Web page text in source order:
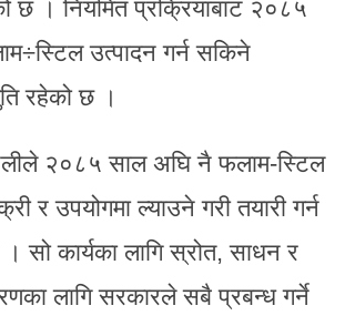
छ । नियमित प्रक्रियाबाट २०८५
उत्पादन गर्न सकिने
रहेको छ ।
२०८५ साल अघि नै फलाम-स्टिल
र उपयोगमा ल्याउने गरी तयारी गर्न
। सो कार्यका लागि स्रोत, साधन र
लागि सरकारले सबै प्रबन्ध गर्ने